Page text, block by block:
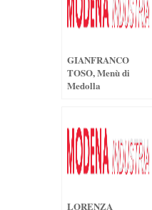
GIANFRANCO
TOSO, Menù di
Medolla
LORENZA